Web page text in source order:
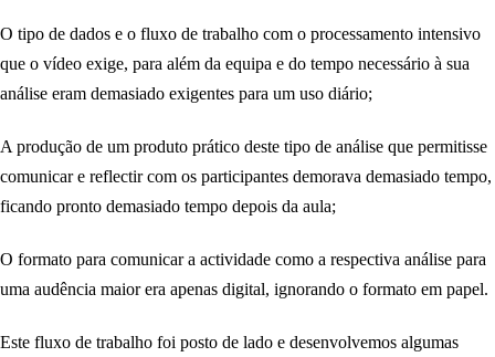
O tipo de dados e o fluxo de trabalho com o processamento intensivo
que o vídeo exige, para além da equipa e do tempo necessário à sua
análise eram demasiado exigentes para um uso diário;
A produção de um produto prático deste tipo de análise que permitisse
comunicar e reflectir com os participantes demorava demasiado tempo,
ficando pronto demasiado tempo depois da aula;
O formato para comunicar a actividade como a respectiva análise para
uma audência maior era apenas digital, ignorando o formato em papel.
Este fluxo de trabalho foi posto de lado e desenvolvemos algumas